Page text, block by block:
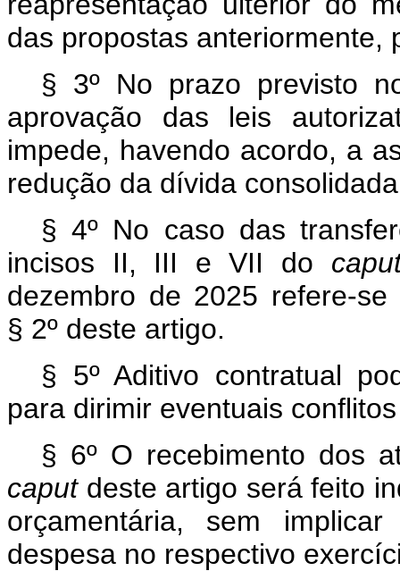
das propostas anteriormente,
§ 3º No prazo previsto
aprovação das leis
impede, havendo acordo, a
redução da dívida
§ 4º No caso das
incisos II, III e VII do
dezembro de 2025 refere-
§ 2º deste artigo.
§ 5º Aditivo contratual
para dirimir eventuais
§ 6º O recebimento dos
caputdeste artigo será feito
orçamentária, sem
despesa no respectivo